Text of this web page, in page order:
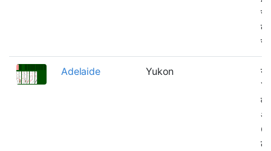
Adelaide Yukon